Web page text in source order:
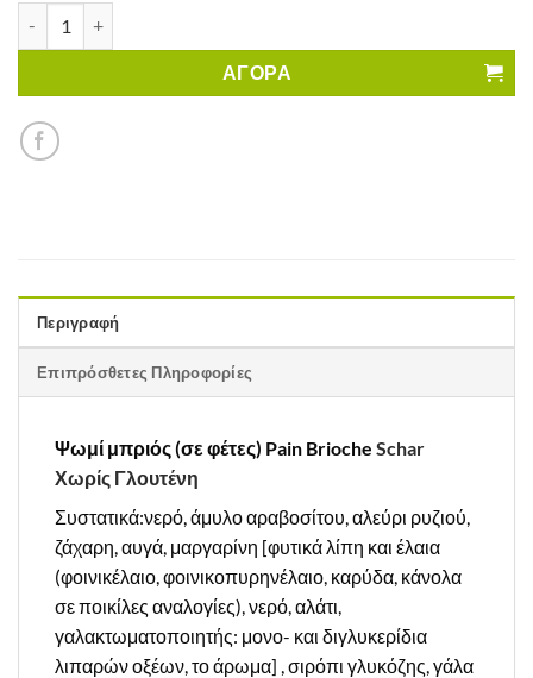
ΑΓΟΡΑ
Περιγραφή
Επιπρόσθετες Πληροφορίες
Ψωμί μπριός (σε φέτες) Pain Brioche Schar
Χωρίς Γλουτένη
Συστατικά:νερό, άμυλο αραβοσίτου, αλεύρι ρυζιού,
ζάχαρη, αυγά, μαργαρίνη [φυτικά λίπη και έλαια
(φοινικέλαιο, φοινικοπυρηνέλαιο, καρύδα, κάνολα
σε ποικίλες αναλογίες), νερό, αλάτι,
γαλακτωματοποιητής: μονο- και διγλυκερίδια
λιπαρών οξέων, το άρωμα] , σιρόπι γλυκόζης, γάλα